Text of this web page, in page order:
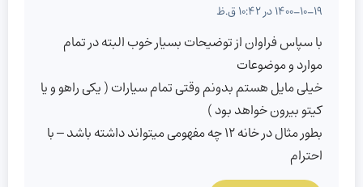
1400-10-19 در 10:42 ق.ظ
با سپاس فراوان از توضیحات بسیار خوب البته در تمام
موارد و موضوعات
خیلی مایل هستم بدونم وقتی تمام سیارات ( یکی راهو و یا
کیتو بیرون خواهد بود )
بطور مثال در خانه ۱۲ چه مفهومی میتواند داشته باشد – با
احترام